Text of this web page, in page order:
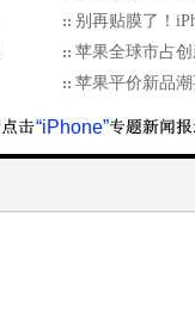
别再贴膜了！
苹果全球市占
苹果平价新品
“iPhone”